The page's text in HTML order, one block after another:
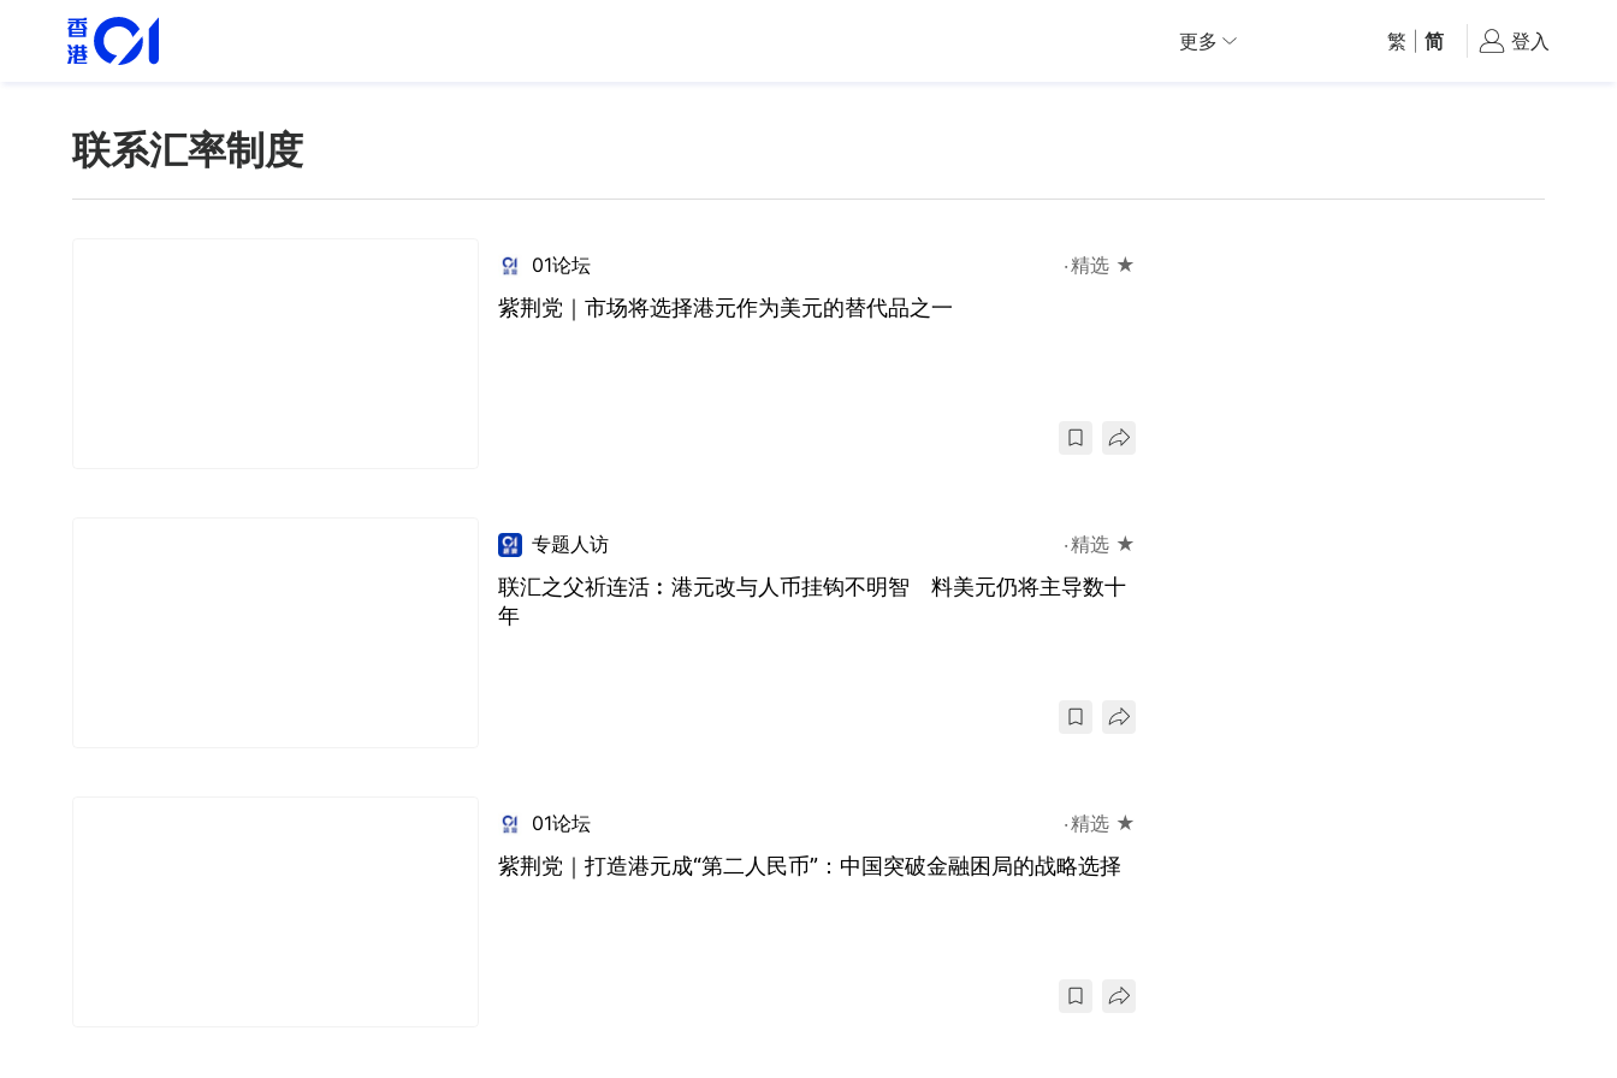
更多 繁 简 登入
联系汇率制度
01论坛 精选 ★
紫荆党｜市场将选择港元作为美元的替代品之一
专题人访 精选 ★
联汇之父祈连活︰港元改与人币挂钩不明智 料美元仍将主导数十
年
01论坛 精选 ★
紫荆党｜打造港元成“第二人民币”：中国突破金融困局的战略选择